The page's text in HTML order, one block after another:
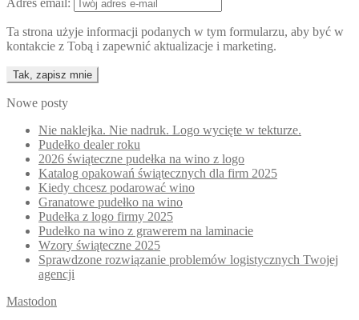
Ta strona użyje informacji podanych w tym formularzu, aby być w
kontakcie z Tobą i zapewnić aktualizacje i marketing.
Nowe posty
Nie naklejka. Nie nadruk. Logo wycięte w tekturze.
Pudełko dealer roku
2026 świąteczne pudełka na wino z logo
Katalog opakowań świątecznych dla firm 2025
Kiedy chcesz podarować wino
Granatowe pudełko na wino
Pudełka z logo firmy 2025
Pudełko na wino z grawerem na laminacie
Wzory świąteczne 2025
Sprawdzone rozwiązanie problemów logistycznych Twojej
agencji
Mastodon